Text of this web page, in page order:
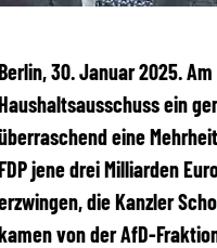
30. Januar 2025.
ein
eine
jene drei Milliarden
die Kanzler
von der AfD-